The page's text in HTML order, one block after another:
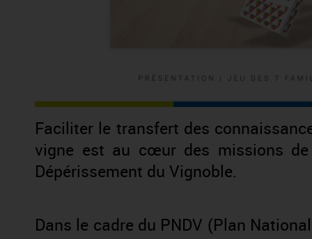
Faciliter le transfert des
vigne est au cœur des missions
Dépérissement du Vignoble.
Dans le cadre du PNDV (Plan